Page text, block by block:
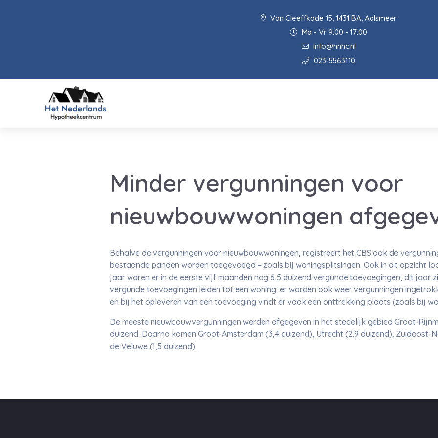
Van Cleeffkade 15, 1431 BA, Aalsmeer
Ma - Vr 9:00 - 17:00
info@hnhc.nl
023-5563110
Minder vergunningen voor
nieuwbouwwoningen
Behalve de vergunningen voor nieuwbouwwoningen, registreert het CBS ook de
bestaande panden worden toegevoegd – zoals bij woningsplitsingen. Ook in dit opzicht
jaar waren er in de eerste vijf maanden nog 6,5 duizend vergunde toevoegingen, dit jaar
vergunde toevoegingen leiden tot een woning: er worden ook weer vergunningen
en bij het opleveren van een toevoeging vindt er vaak een onttrekking plaats (zoals bij
De meeste nieuwbouwvergunningen werden afgegeven in het stedelijk gebied Groot-
duizend. Daarna komen Groot-Amsterdam (3,4 duizend), Utrecht (2,9 duizend), Zuidoost-
de Veluwe (1,5 duizend).